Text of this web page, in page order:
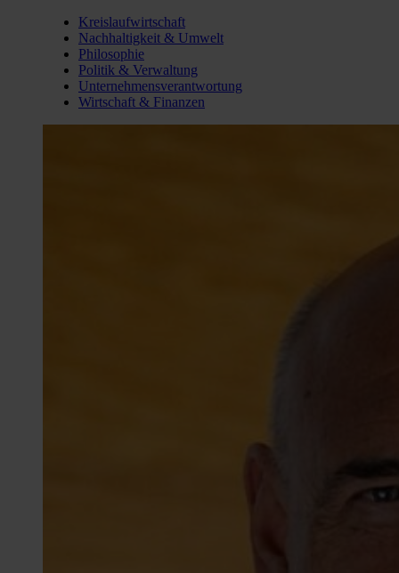
Kreislaufwirtschaft
Nachhaltigkeit & Umwelt
Philosophie
Politik & Verwaltung
Unternehmensverantwortung
Wirtschaft & Finanzen